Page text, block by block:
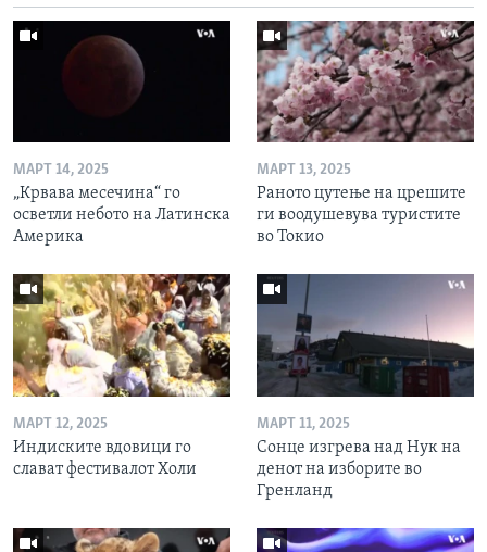
МАРТ 14, 2025
„Крвава месечина“ го
осветли небото на Латинска
Америка
МАРТ 13, 2025
Раното цутење на црешите
ги воодушевува туристите
во Токио
МАРТ 12, 2025
Индиските вдовици го
слават фестивалот Холи
МАРТ 11, 2025
Сонце изгрева над Нук на
денот на изборите во
Гренланд